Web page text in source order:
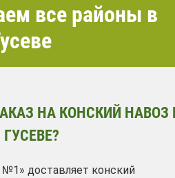
все районы в
НА КОНСКИЙ НАВОЗ
ГУСЕВЕ?
доставляет конский